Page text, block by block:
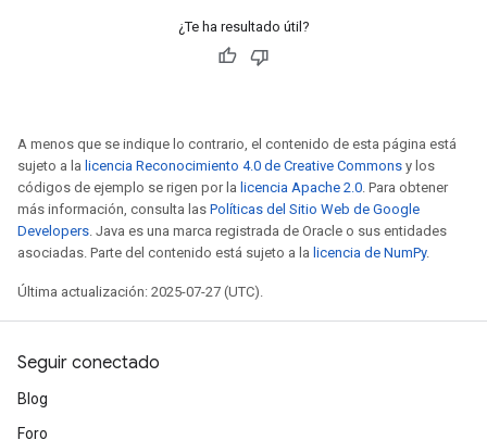
¿Te ha resultado útil?
A menos que se indique lo contrario, el contenido de esta página está
sujeto a la licencia Reconocimiento 4.0 de Creative Commons y los
códigos de ejemplo se rigen por la licencia Apache 2.0. Para obtener
más información, consulta las Políticas del Sitio Web de Google
Developers. Java es una marca registrada de Oracle o sus entidades
asociadas. Parte del contenido está sujeto a la licencia de NumPy.
Última actualización: 2025-07-27 (UTC).
Seguir conectado
Blog
Foro